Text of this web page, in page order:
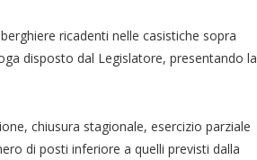
ricadenti nelle casistiche sopra
disposto dal Legislatore, presentando la
chiusura stagionale, esercizio parziale
di posti inferiore a quelli previsti dalla